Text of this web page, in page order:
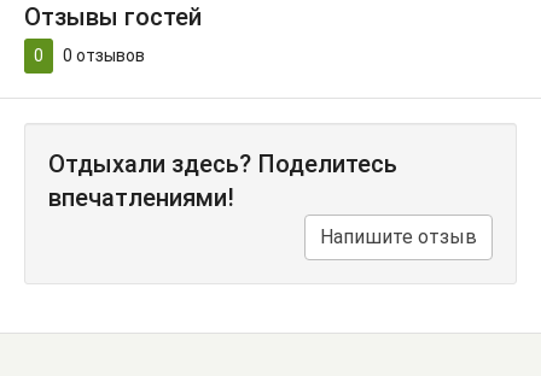
Отзывы гостей
0 0 отзывов
Отдыхали здесь? Поделитесь
впечатлениями!
Напишите отзыв